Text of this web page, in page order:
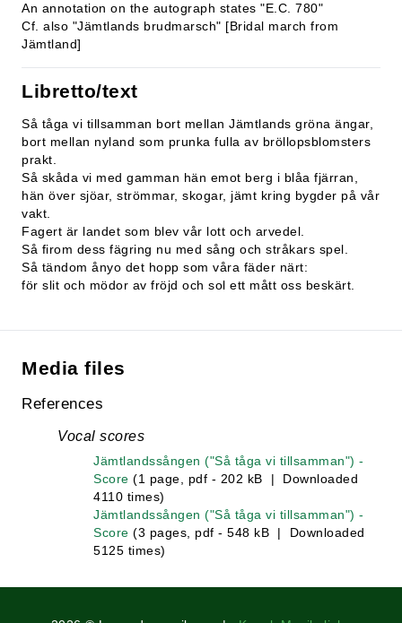
An annotation on the autograph states "E.C. 780"
Cf. also "Jämtlands brudmarsch" [Bridal march from
Jämtland]
Libretto/text
Så tåga vi tillsamman bort mellan Jämtlands gröna ängar,
bort mellan nyland som prunka fulla av bröllopsblomsters
prakt.
Så skåda vi med gamman hän emot berg i blåa fjärran,
hän över sjöar, strömmar, skogar, jämt kring bygder på vår
vakt.
Fagert är landet som blev vår lott och arvedel.
Så firom dess fägring nu med sång och stråkars spel.
Så tändom ånyo det hopp som våra fäder närt:
för slit och mödor av fröjd och sol ett mått oss beskärt.
Media files
References
Vocal scores
Jämtlandssången ("Så tåga vi tillsamman") -
Score (1 page, pdf - 202 kB | Downloaded
4110 times)
Jämtlandssången ("Så tåga vi tillsamman") -
Score (3 pages, pdf - 548 kB | Downloaded
5125 times)